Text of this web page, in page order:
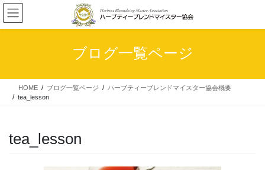
コ
ン
テ
ス
ナ
ビ
ゲ
ン
ブログ一覧ページ
HOME ブログ一覧ページ
ハーブティーブレンドマイスター協会概要
tea_lesson
tea_lesson